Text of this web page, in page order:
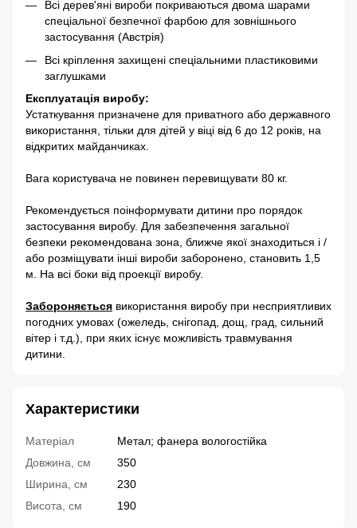
Всі дерев'яні вироби покриваються двома шарами
спеціальної безпечної фарбою для зовнішнього
застосування (Австрія)
Всі кріплення захищені спеціальними пластиковими
заглушками
Експлуатація виробу:
Устаткування призначене для приватного або державного
використання, тільки для дітей у віці від 6 до 12 років, на
відкритих майданчиках.
Вага користувача не повинен перевищувати 80 кг.
Рекомендується поінформувати дитини про порядок
застосування виробу. Для забезпечення загальної
безпеки рекомендована зона, ближче якої знаходиться і /
або розміщувати інші вироби заборонено, становить 1,5
м. На всі боки від проекції виробу.
Забороняється використання виробу при несприятливих
погодних умовах (ожеледь, снігопад, дощ, град, сильний
вітер і т.д.), при яких існує можливість травмування
дитини.
Характеристики
Матеріал
Метал; фанера вологостійка
Довжина, см
350
Ширина, см
230
Висота, см
190